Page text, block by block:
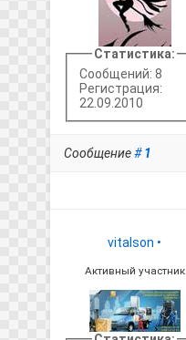
Статистика:
Сообщений: 8
Регистрация:
22.09.2010
Сообщение#1
vitalson •
Активный участник